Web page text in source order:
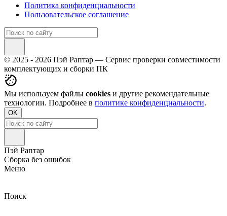
Политика конфиденциальности
Пользовательское соглашение
© 2025 - 2026 Пэй Раптар — Сервис проверки совместимости
комплектующих и сборки ПК
Мы используем файлы cookies и другие рекомендательные
технологии. Подробнее в политике конфиденциальности.
OK
Пэй Раптар
Сборка без ошибок
Меню
Поиск